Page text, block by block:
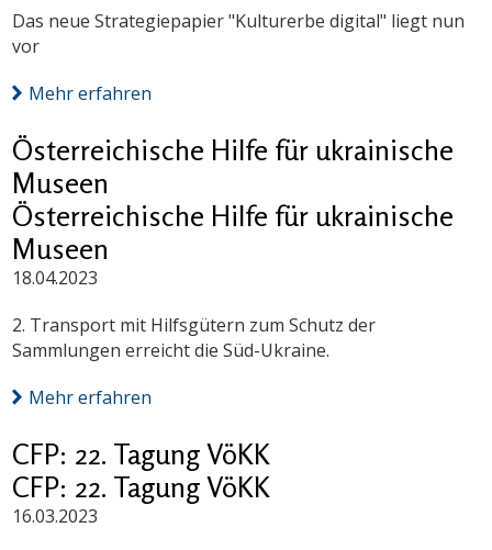
Das neue Strategiepapier "Kulturerbe digital" liegt nun
vor
Mehr erfahren
Österreichische Hilfe für ukrainische
Museen
Österreichische Hilfe für ukrainische
Museen
18.04.2023
2. Transport mit Hilfsgütern zum Schutz der
Sammlungen erreicht die Süd-Ukraine.
Mehr erfahren
CFP: 22. Tagung VöKK
CFP: 22. Tagung VöKK
16.03.2023